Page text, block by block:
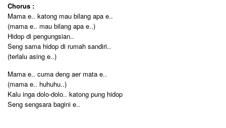
Chorus :
Mama e.. katong mau bilang apa e..
(mama e.. mau bilang apa e..)
Hidop di pengungsian..
Seng sama hidop di rumah sandiri..
(terlalu asing e..)
Mama e.. cuma deng aer mata e..
(mama e.. huhuhu..)
Kalu inga dolo-dolo.. katong pung hidop
Seng sengsara bagini e..